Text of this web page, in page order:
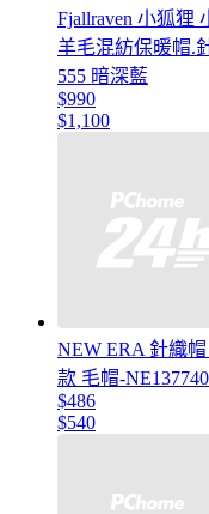
Fjallraven 小狐狸
羊毛混紡保暖帽.
555 暗深藍
$990
$1,100
NEW ERA 針織
款 毛帽-
$486
$540